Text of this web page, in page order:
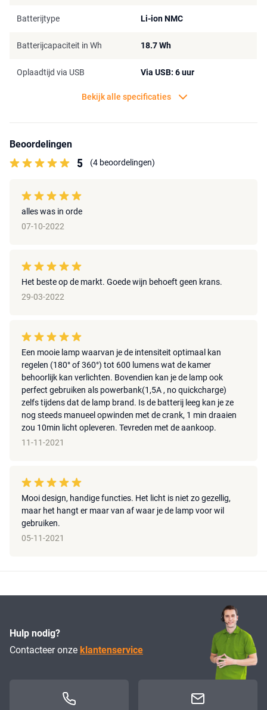
Batterijtype Li-ion NMC
Batterijcapaciteit in Wh 18.7 Wh
Oplaadtijd via USB Via USB: 6 uur
Bekijk alle specificaties
Beoordelingen
5 (4 beoordelingen)
alles was in orde
07-10-2022
Het beste op de markt. Goede wijn behoeft geen krans.
29-03-2022
Een mooie lamp waarvan je de intensiteit optimaal kan
regelen (180° of 360°) tot 600 lumens wat de kamer
behoorlijk kan verlichten. Bovendien kan je de lamp ook
perfect gebruiken als powerbank(1,5A , no quickcharge)
zelfs tijdens dat de lamp brand. Is de batterij leeg kan je ze
nog steeds manueel opwinden met de crank, 1 min draaien
zou 10min licht opleveren. Tevreden met de aankoop.
11-11-2021
Mooi design, handige functies. Het licht is niet zo gezellig,
maar het hangt er maar van af waar je de lamp voor wil
gebruiken.
05-11-2021
Hulp nodig?
Contacteer onze klantenservice